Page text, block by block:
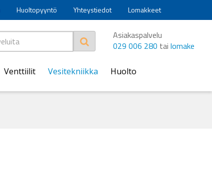
Huoltopyyntö Yhteystiedot Lomakkeet
Asiakaspalvelu
029 006 280 tai lomake
Venttiilit Vesitekniikka Huolto